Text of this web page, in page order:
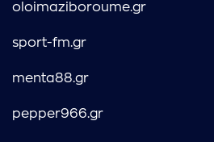
oloimaziboroume.gr
sport-fm.gr
menta88.gr
pepper966.gr